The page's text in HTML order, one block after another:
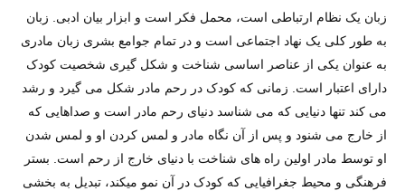
زبان یک نظام ارتباطی است، محمل فکر است و ابزار بیان ادبی. زبان
به طور کلی یک نهاد اجتماعی است و در تمام جوامع بشری زبان مادری
به عنوان یکی از عناصر اساسی شناخت و شکل گیری شخصیت کودک
دارای اعتبار است. زمانی که کودک در رحم مادر شکل می گیرد و رشد
می کند تنها دنیایی که می شناسد دنیای رحم مادر است و صداهایی که
از خارج می شنود و پس از آن نگاه مادر و لمس کردن او و لمس شدن
او توسط مادر اولین راه های شناخت با دنیای خارج از رحم است. بستر
فرهنگی و محیط جغرافیایی که کودک در آن نمو میکند، تبدیل به بخشی